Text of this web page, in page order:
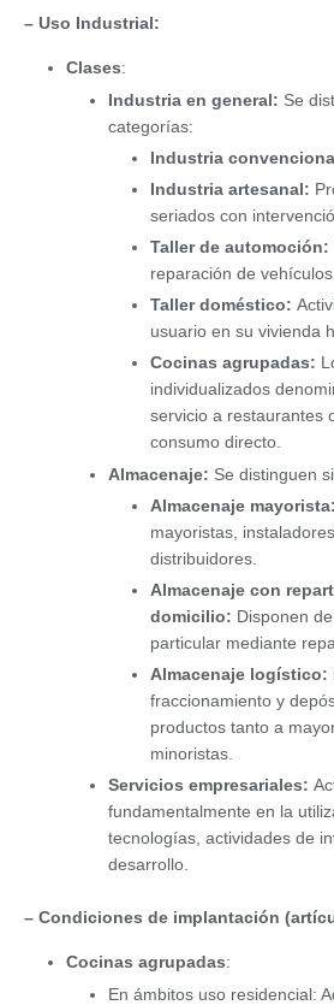
– Uso Industrial:
Clases:
Industria en general: Se
categorías:
Industria
Industria artesanal:
seriados con
Taller de automoción:
reparación de
Taller doméstico:
usuario en su vivienda
Cocinas agrupadas:
individualizados
servicio a restaurantes
consumo directo.
Almacenaje: Se distinguen
Almacenaje mayorista:
mayoristas,
distribuidores.
Almacenaje con
domicilio: Disponen
particular mediante
Almacenaje logístico:
fraccionamiento y
productos tanto a
minoristas.
Servicios empresariales:
fundamentalmente en la
tecnologías, actividades de
desarrollo.
– Condiciones de implantación
Cocinas agrupadas:
En ámbitos uso residencial: